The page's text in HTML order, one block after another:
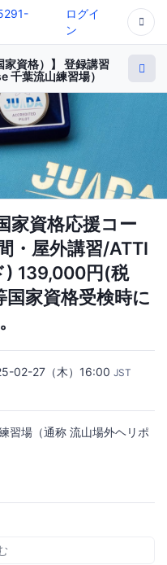
ログイ
ン
家資格）】 登録講習
葉流山練習場）
家資格応援コー
・屋外講習/ATTI
) 139,000円(税
家資格受検時に
02-27（木）16:00 JST
習場（通称 流山場外ヘリポ